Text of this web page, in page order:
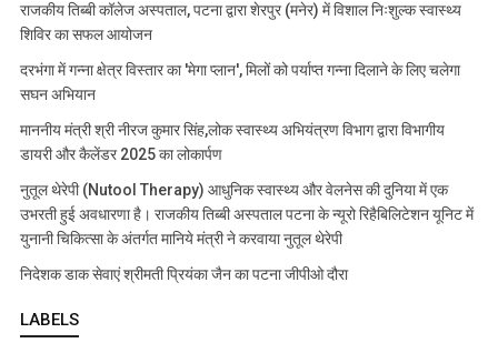
राजकीय तिब्बी कॉलेज अस्पताल, पटना द्वारा शेरपुर (मनेर) में विशाल निःशुल्क स्वास्थ्य
शिविर का सफल आयोजन
दरभंगा में गन्ना क्षेत्र विस्तार का 'मेगा प्लान', मिलों को पर्याप्त गन्ना दिलाने के लिए चलेगा
सघन अभियान
माननीय मंत्री श्री नीरज कुमार सिंह,लोक स्वास्थ्य अभियंत्रण विभाग द्वारा विभागीय
डायरी और कैलेंडर 2025 का लोकार्पण
नुतूल थेरेपी (Nutool Therapy) आधुनिक स्वास्थ्य और वेलनेस की दुनिया में एक
उभरती हुई अवधारणा है। राजकीय तिब्बी अस्पताल पटना के न्यूरो रिहैबिलिटेशन यूनिट में
युनानी चिकित्सा के अंतर्गत मानिये मंत्री ने करवाया नुतूल थेरेपी
निदेशक डाक सेवाएं श्रीमती प्रियंका जैन का पटना जीपीओ दौरा
LABELS